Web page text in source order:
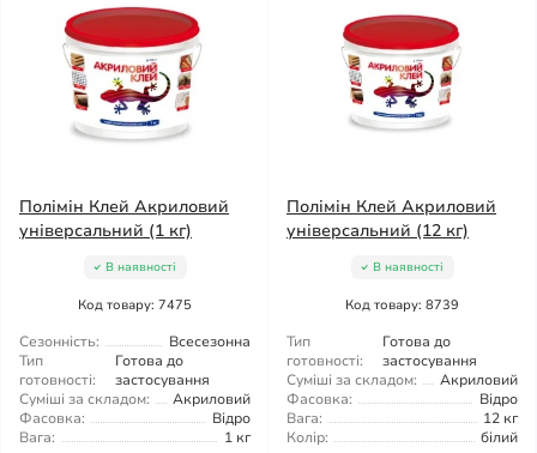
Полімін Клей Акриловий
універсальний (1 кг)
В наявності
Код товару: 7475
Сезонність:
Всесезонна
Тип
готовності:
Готова до
застосування
Суміші за складом:
Акриловий
Фасовка:
Відро
Вага:
1 кг
Полімін Клей Акриловий
універсальний (12 кг)
В наявності
Код товару: 8739
Тип
готовності:
Готова до
застосування
Суміші за складом:
Акриловий
Фасовка:
Відро
Вага:
12 кг
Колір:
білий